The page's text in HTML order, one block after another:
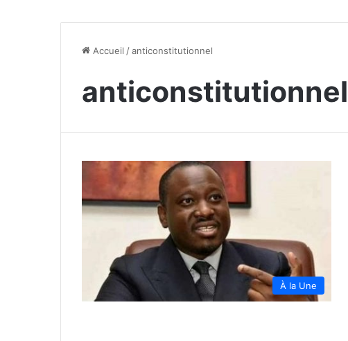
Accueil /anticonstitutionnel
anticonstitutionnel
À la Une